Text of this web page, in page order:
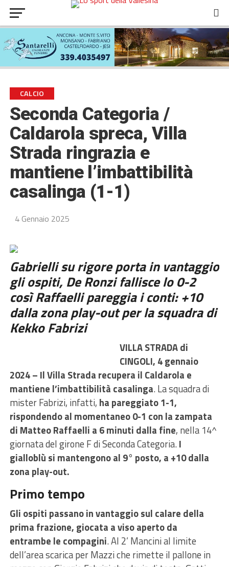
CALCIO
Seconda Categoria /
Caldarola spreca, Villa
Strada ringrazia e
mantiene l’imbattibilità
casalinga (1-1)
4 Gennaio 2025
Gabrielli su rigore porta in vantaggio
gli ospiti, De Ronzi fallisce lo 0-2
così Raffaelli pareggia i conti: +10
dalla zona play-out per la squadra di
Kekko Fabrizi
VILLA STRADA di
CINGOLI, 4 gennaio
2024 – Il Villa Strada recupera il Caldarola e
mantiene l’imbattibilità casalinga. La squadra di
mister Fabrizi, infatti, ha pareggiato 1-1,
rispondendo al momentaneo 0-1 con la zampata
di Matteo Raffaelli a 6 minuti dalla fine, nella 14^
giornata del girone F di Seconda Categoria.I
gialloblù si mantengono al 9° posto, a +10 dalla
zona play-out.
Primo tempo
Gli ospiti passano in vantaggio sul calare della
prima frazione, giocata a viso aperto da
entrambe le compagini. Al 2’ Mancini al limite
dell’area scarica per Mazzi che rimette il pallone in